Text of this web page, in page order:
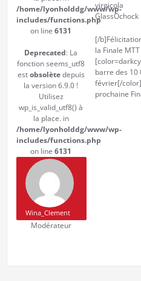
/home/lyonholddg/www/wp-
includes/functions.php
on line 6131
Deprecated: La
fonction seems_utf8
estobsolètedepuis
la version 6.9.0 !
Utilisez
wp_is_valid_utf8() à
la place. in
/home/lyonholddg/www/wp-
includes/functions.php
on line 6131
Wina_Clement
Modérateur
virgicola
GlassOchock
[/
la Finale
barre des 10
février[/
prochaine